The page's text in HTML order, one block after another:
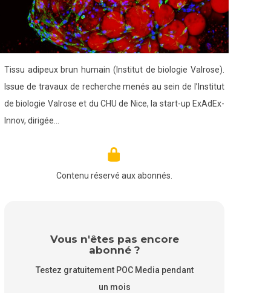
Tissu adipeux brun humain (Institut de biologie Valrose).
Issue de travaux de recherche menés au sein de l’Institut
de biologie Valrose et du CHU de Nice, la start-up ExAdEx-
Innov, dirigée…
Contenu réservé aux abonnés.
Vous n'êtes pas encore
abonné ?
Testez gratuitement POC Media pendant
un mois